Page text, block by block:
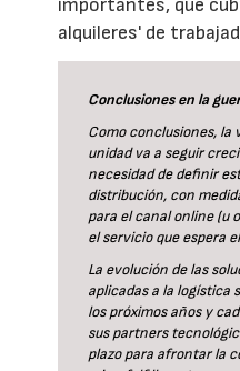
alquileres' de
Conclusiones en la
Como conclusiones, la
unidad va a seguir
necesidad de definir
distribución, con
para el canal online (u
el servicio que espera
La evolución de las
aplicadas a la logística
los próximos años y
sus partners
plazo para afrontar la